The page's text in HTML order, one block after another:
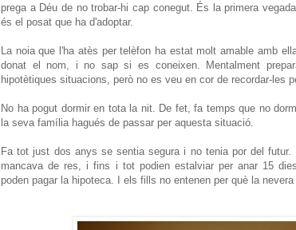
prega a Déu de no trobar-hi cap conegut. És la primera
és el posat que ha d'adoptar.
La noia que l'ha atès per telèfon ha estat molt amable amb
donat el nom, i no sap si es coneixen. Mentalment
hipotètiques situacions, però no es veu en cor de recordar-les
No ha pogut dormir en tota la nit. De fet, fa temps que no
la seva família hagués de passar per aquesta situació.
Fa tot just dos anys se sentia segura i no tenia por del
mancava de res, i fins i tot podien estalviar per anar 15
poden pagar la hipoteca. I els fills no entenen per què la